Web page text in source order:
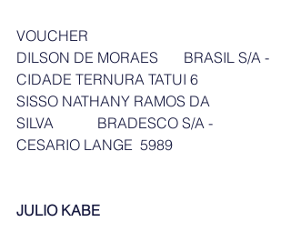
VOUCHER
DILSON DE MORAES       BRASIL S/A -
CIDADE TERNURA TATUI 6
SISSO NATHANY RAMOS DA
SILVA            BRADESCO S/A -
CESARIO LANGE  5989
JULIO KABE